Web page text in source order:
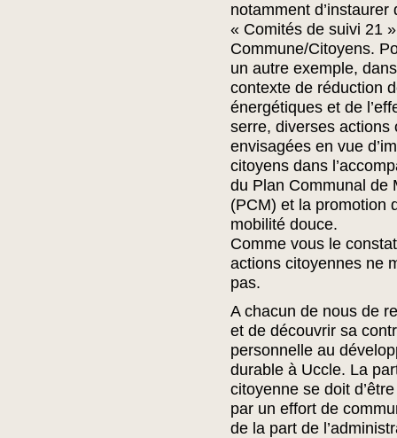
notamment d’instaurer
« Comités de suivi 21 »
Commune/Citoyens.
un autre exemple,
contexte de réduction
énergétiques et de
serre, diverses actions
envisagées en vue
citoyens dans
du Plan Communal de
(PCM) et la promotion
mobilité douce.
Comme vous le
actions citoyennes ne
pas.
A chacun de nous de
et de découvrir sa
personnelle au
durable à Uccle. La
citoyenne se doit
par un effort de
de la part de